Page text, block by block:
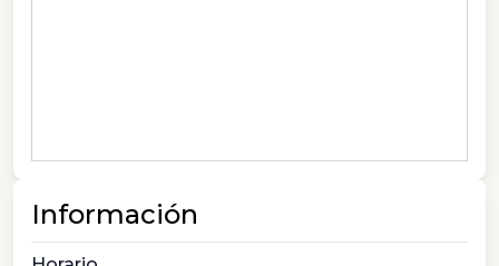
Información